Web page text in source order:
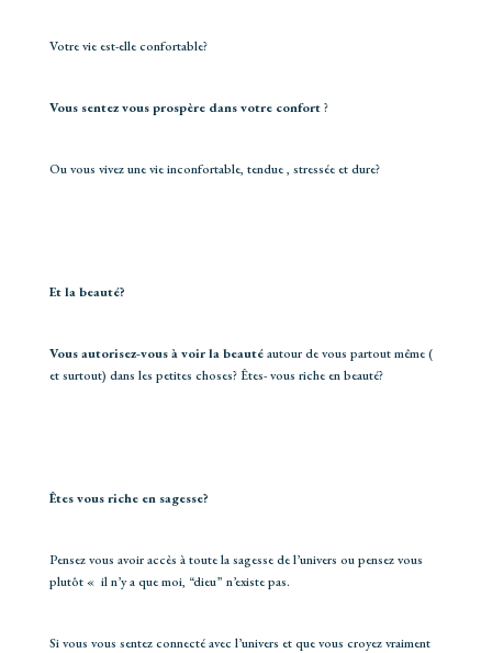
Votre vie est-elle confortable?
Vous sentez vous prospère dans votre confort?
Ou vous vivez une vie inconfortable, tendue , stressée et dure?
Et la beauté?
Vous autorisez-vous à voir la beautéautour de vous partout même (
et surtout) dans les petites choses? Êtes- vous riche en beauté?
Êtes vous riche en sagesse?
Pensez vous avoir accès à toute la sagesse de l’univers ou pensez vous
plutôt « il n’y a que moi, “dieu” n’existe pas.
Si vous vous sentez connecté avec l’univers et que vous croyez vraiment